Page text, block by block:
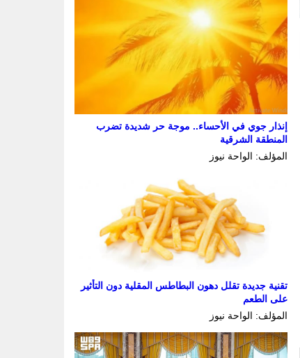
إنذار جوي في الأحساء.. موجة حر شديدة تضرب
المنطقة الشرقية
المؤلف: الواحة نيوز
تقنية جديدة تقلل دهون البطاطس المقلية دون التأثير
على الطعم
المؤلف: الواحة نيوز